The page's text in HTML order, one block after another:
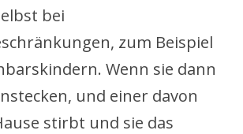
bei
zum Beispiel
Wenn sie dann
und einer davon
stirbt und sie das